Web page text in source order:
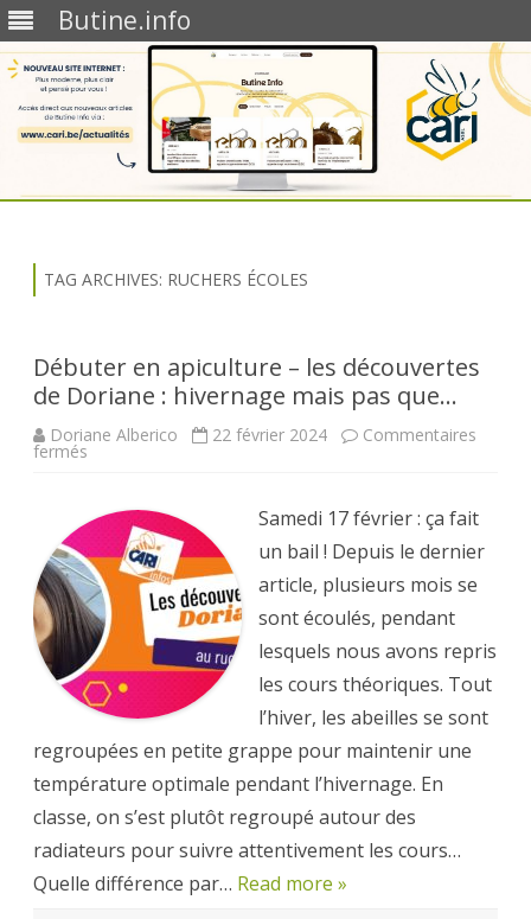
Butine.info
TAG ARCHIVES: RUCHERS ÉCOLES
Débuter en apiculture – les découvertes
de Doriane : hivernage mais pas que…
Doriane Alberico 22 février 2024 Commentaires
fermés
–
découvertes
de
Doriane
:
hivernage
mais
pas
que…
Samedi 17 février : ça fait
un bail ! Depuis le dernier
article, plusieurs mois se
sont écoulés, pendant
lesquels nous avons repris
les cours théoriques. Tout
l’hiver, les abeilles se sont
regroupées en petite grappe pour maintenir une
température optimale pendant l’hivernage. En
classe, on s’est plutôt regroupé autour des
radiateurs pour suivre attentivement les cours…
Quelle différence par… Read more »